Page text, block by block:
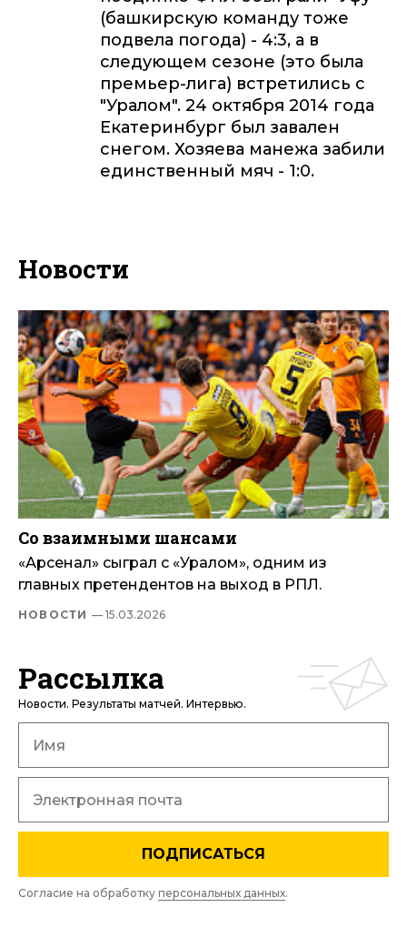
(башкирскую команду тоже
подвела погода) - 4:3, а в
следующем сезоне (это была
премьер-лига) встретились с
"Уралом". 24 октября 2014 года
Екатеринбург был завален
снегом. Хозяева манежа забили
единственный мяч - 1:0.
Новости
Со взаимными шансами
«Арсенал» сыграл с «Уралом», одним из
главных претендентов на выход в РПЛ.
НОВОСТИ — 15.03.2026
Рассылка
Новости. Результаты матчей. Интервью.
ПОДПИСАТЬСЯ
Согласие на обработку персональных данных.